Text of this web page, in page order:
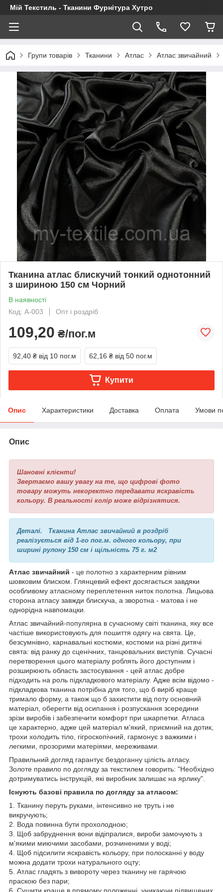
Мій Текстиль - Тканини Фурнітура Хутро
Групи товарів Тканини Атлас Атлас звичайний
Тканина атлас блискучий тонкий однотонний
з шириною 150 см Чорний
В наявності
Код: A-003
Опт і роздріб
109,20 ₴/пог.м
92,40 ₴ від 10 пог.м 62,16 ₴ від 50 пог.м
Купити
Опис Характеристики Доставка Оплата Умови
Опис
Шановні клієнти!
Звертаємо вашу увагу на те, що цифрові фото
товару можуть некоректно передавати яскравість
кольору. В реальності колір може відрізнятися.
Деталі.
Тканина Атлас звичайний в роздріб
реалізується від 1-го пог.м. одного кольору, при
ширині рулону 150 см і щільність 75 г. м2
Атлас звичайний - це полотно з характерним рівним
шовковим блиском. Глянцевий ефект досягається завдяки
особливому атласному переплетення ниток полотна. Лицьова
сторона атласу завжди блискуча, а зворотна - матова і не
однорідна навпомацки.
Атлас звичайний-популярна в сучасному світі тканина, яку все
частіше використовують для пошиття одягу на свята. Це,
безсумнівно, карнавальні костюми, костюми на різні дитячі
свята: від ранку до сценічних, танцювальних виступів. Сучасні
перетворення цього матеріалу роблять його доступним і
розширюють область застосування - цей атлас добре
підходить на роль підкладкового матеріалу. Адже всім відомо -
підкладкова тканина потрібна для того, що б виріб краще
тримало форму, а також що б захистити від поту основний
матеріал, оберегти від осипання і розпускання зсередини
зрізи виробів і забезпечити комфорт при шкарпетки. Атласа
це характерно, адже цей матеріал м'який, приємний на дотик,
трохи холодить тіло, гігроскопічний, гармонує з важкими і
легкими, прозорими матеріями, мереживами.
Правильний догляд гарантує бездоганну цілість атласу.
Золоте правило по догляду за текстилем говорить: "Необхідно
дотримуватись інструкцій, які виробник залишає на ярлику".
Існують базові правила по догляду за атласом:
1. Тканину перуть руками, інтенсивно не труть і не
викручують;
2. Вода повинна бути прохолодною;
3. Щоб забруднення вони відіпралися, вироби замочують з
м'якими миючими засобами, розчиненими у воді;
4. Щоб підсилити яскравість кольору, при полосканні у воду
можна додати трохи натурального оцту;
5. Атлас гладять з вивороту через тканину не гарячою
праскою без пари;
6. Сушити краще в прямому положенні, уникаючи підвищених